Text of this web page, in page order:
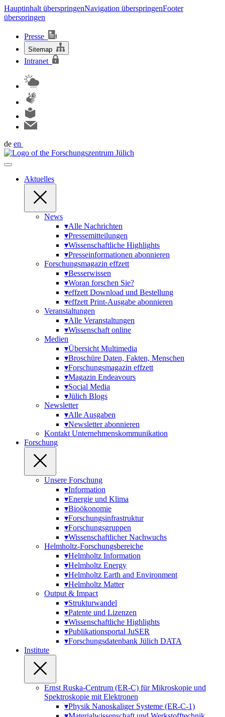
Hauptinhalt überspringenNavigation überspringenFooter
überspringen
Presse
Sitemap
Intranet
de en
Aktuelles
News
▾Alle Nachrichten
▾Pressemitteilungen
▾Wissenschaftliche Highlights
▾Presseinformationen abonnieren
Forschungsmagazin effzett
▾Besserwissen
▾Woran forschen Sie?
▾effzett Download und Bestellung
▾effzett Print-Ausgabe abonnieren
Veranstaltungen
▾Alle Veranstaltungen
▾Wissenschaft online
Medien
▾Übersicht Multimedia
▾Broschüre Daten, Fakten, Menschen
▾Forschungsmagazin effzett
▾Magazin Endeavours
▾Social Media
▾Jülich Blogs
Newsletter
▾Alle Ausgaben
▾Newsletter abonnieren
Kontakt Unternehmens­­kommunikation
Forschung
Unsere Forschung
▾Information
▾Energie und Klima
▾Bioökonomie
▾Forschungs­infra­struktur
▾Forschungs­­gruppen
▾Wissenschaft­licher Nach­wuchs
Helmholtz-Forschungsbereiche
▾Helmholtz Information
▾Helmholtz Energy
▾Helmholtz Earth and Environment
▾Helmholtz Matter
Output & Impact
▾Strukturwandel
▾Patente und Lizenzen
▾Wissenschaftliche Highlights
▾Publikationsportal JuSER
▾Forschungsdatenbank Jülich DATA
Institute
Ernst Ruska-Centrum (ER-C) für Mikroskopie und
Spektroskopie mit Elektronen
▾Physik Nanoskaliger Systeme (ER-C-1)